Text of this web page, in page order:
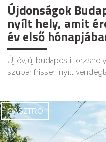
Újdonságok
nyílt hely, amit
év első
Új év, új budapesti
szuper frissen nyílt
GASZTRO